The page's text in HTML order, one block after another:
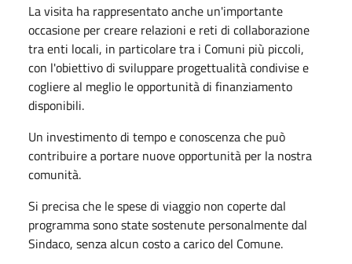
La visita ha rappresentato anche un'importante
occasione per creare relazioni e reti di collaborazione
tra enti locali, in particolare tra i Comuni più piccoli,
con l'obiettivo di sviluppare progettualità condivise e
cogliere al meglio le opportunità di finanziamento
disponibili.
Un investimento di tempo e conoscenza che può
contribuire a portare nuove opportunità per la nostra
comunità.
Si precisa che le spese di viaggio non coperte dal
programma sono state sostenute personalmente dal
Sindaco, senza alcun costo a carico del Comune.